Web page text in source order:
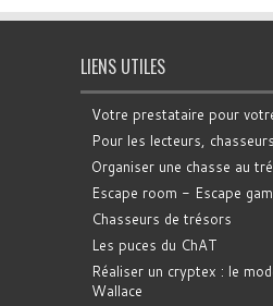
LIENS UTILES
Votre prestataire pour
Pour les lecteurs,
Organiser une chasse au
Escape room - Escape
Chasseurs de trésors
Les puces du ChAT
Réaliser un cryptex : le
Wallace